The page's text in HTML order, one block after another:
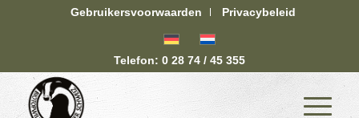
Gebruikersvoorwaarden Privacybeleid
Telefon: 0 28 74 / 45 355